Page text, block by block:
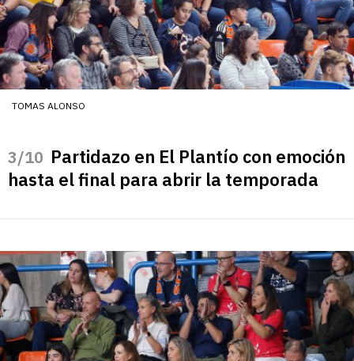
TOMAS ALONSO
/10 Partidazo en El Plantío con emoción
hasta el final para abrir la temporada